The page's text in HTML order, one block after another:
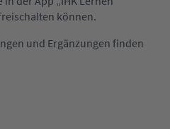
können.
und Ergänzungen finden